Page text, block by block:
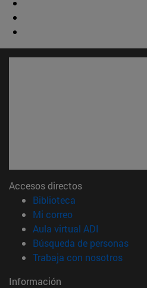
Accesos directos
Biblioteca
Mi correo(abre en nueva
Aula virtual ADI
Búsqueda de personas
Trabaja con nosotros(abre
Información